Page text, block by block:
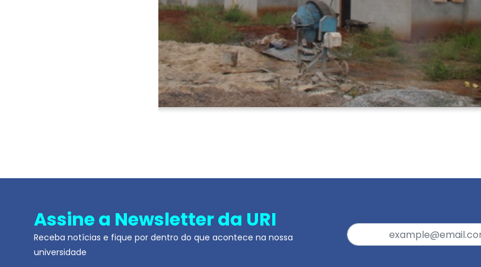
Assine a Newsletter da URI
Receba notícias e fique por dentro do que acontece na nossa
universidade